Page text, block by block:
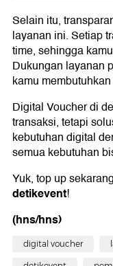
Selain itu,
layanan ini. Setiap
time, sehingga
Dukungan layanan
kamu
Digital Voucher di
transaksi, tetapi
kebutuhan digital
semua kebutuhan
Yuk, top up
detikevent!
(hns/hns)
digital voucher